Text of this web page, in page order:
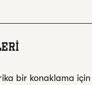
bir konaklama için